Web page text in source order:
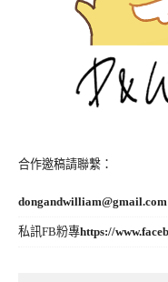
合作邀稿請聯繫：
dongandwilliam@gmail.com
私訊FB粉專https://